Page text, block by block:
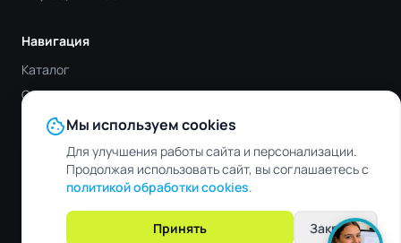
Навигация
Каталог
Отрасли
Блог
Контакты
© 2019 - 2026 XSKILL. Все права защищены.
Файлы
Пользовательское
cookieМы используем cookies
Для улучшения работы сайта и персонализации.
Продолжая использовать сайт, вы соглашаетесь с
политикой обработки cookies.
Принять Закрыть